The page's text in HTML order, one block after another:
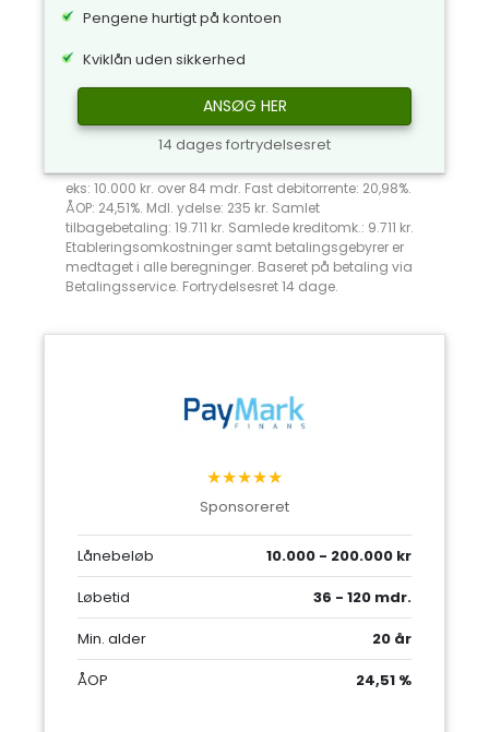
Pengene hurtigt på kontoen
Kviklån uden sikkerhed
ANSØG HER
14 dages fortrydelsesret
eks: 10.000 kr. over 84 mdr. Fast debitorrente: 20,98%.
ÅOP: 24,51%. Mdl. ydelse: 235 kr. Samlet
tilbagebetaling: 19.711 kr. Samlede kreditomk.: 9.711 kr.
Etableringsomkostninger samt betalingsgebyrer er
medtaget i alle beregninger. Baseret på betaling via
Betalingsservice. Fortrydelsesret 14 dage.
★★★★★
Sponsoreret
Lånebeløb
10.000 - 200.000 kr
Løbetid
36 - 120 mdr.
Min. alder
20 år
ÅOP
24,51 %